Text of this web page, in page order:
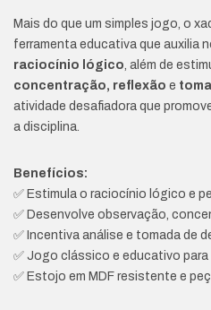
Mais do que um simples jogo, o
ferramenta educativa que auxilia
raciocínio lógico, além de
concentração, reflexão e
atividade desafiadora que
a disciplina.
Benefícios:
✅ Estimula o raciocínio lógico e
✅ Desenvolve observação,
✅ Incentiva análise e tomada de
✅ Jogo clássico e educativo
✅ Estojo em MDF resistente e